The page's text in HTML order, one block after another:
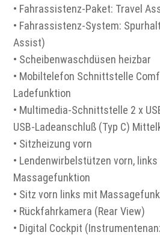
• Fahrassistenz-Paket: Travel
• Fahrassistenz-System:
Assist)
• Scheibenwaschdüsen heizbar
• Mobiltelefon Schnittstelle
Ladefunktion
• Multimedia-Schnittstelle 2 x
USB-Ladeanschluß (Typ C)
• Sitzheizung vorn
• Lendenwirbelstützen vorn,
Massagefunktion
• Sitz vorn links mit
• Rückfahrkamera (Rear View)
• Digital Cockpit